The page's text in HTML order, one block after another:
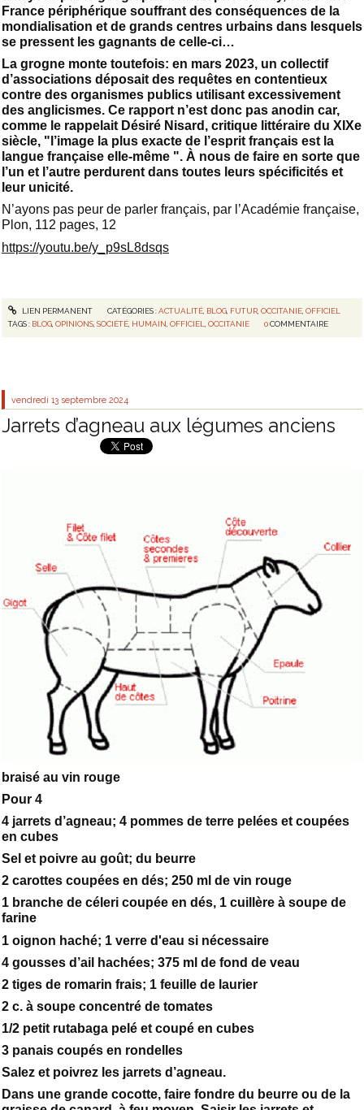
France périphérique souffrant des conséquences de la
mondialisation et de grands centres urbains dans lesquels
se pressent les gagnants de celle-ci…
La grogne monte toutefois: en mars 2023, un collectif
d’associations déposait des requêtes en contentieux
contre des organismes publics utilisant excessivement
des anglicismes. Ce rapport n’est donc pas anodin car,
comme le rappelait Désiré Nisard, critique littéraire du XIXe
siècle, "l’image la plus exacte de l’esprit français est la
langue française elle-même ". À nous de faire en sorte que
l’un et l’autre perdurent dans toutes leurs spécificités et
leur unicité.
N’ayons pas peur de parler français, par l’Académie française,
Plon, 112 pages, 12
https://youtu.be/y_p9sL8dsqs
LIEN PERMANENT CATÉGORIES :ACTUALITÉ, BLOG, FUTUR, OCCITANIE, OFFICIEL
TAGS : BLOG,OPINIONS,SOCIÉTÉ, HUMAIN,OFFICIEL,OCCITANIE 0 COMMENTAIRE
vendredi 13 septembre 2024
Jarrets d’agneau aux légumes anciens
braisé au vin rouge
Pour 4
4 jarrets d’agneau; 4 pommes de terre pelées et coupées
en cubes
Sel et poivre au goût; du beurre
2 carottes coupées en dés; 250 ml de vin rouge
1 branche de céleri coupée en dés, 1 cuillère à soupe de
farine
1 oignon haché; 1 verre d'eau si nécessaire
4 gousses d’ail hachées; 375 ml de fond de veau
2 tiges de romarin frais; 1 feuille de laurier
2 c. à soupe concentré de tomates
1/2 petit rutabaga pelé et coupé en cubes
3 panais coupés en rondelles
Salez et poivrez les jarrets d’agneau.
Dans une grande cocotte, faire fondre du beurre ou de la